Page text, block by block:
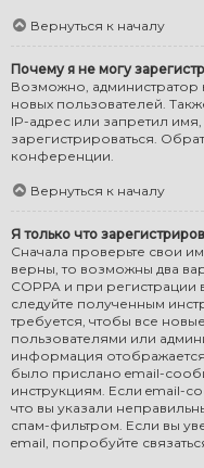
Вернуться к началу
Почему я не могу
Возможно,
новых пользователей.
IP-адрес или запретил
зарегистрироваться.
конференции.
Вернуться к началу
Я только что
Сначала проверьте свои
верны, то возможны два
COPPA и при регистрации
следуйте полученным
требуется, чтобы все
пользователями или
информация
было прислано email-
инструкциям. Если email-
что вы указали
спам-фильтром. Если вы
email, попробуйте